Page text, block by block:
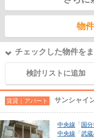
物
チェックした物件を
検討リストに追加
賃貸｜アパート サンシャイ
中央線 「 国
中央線 「 武